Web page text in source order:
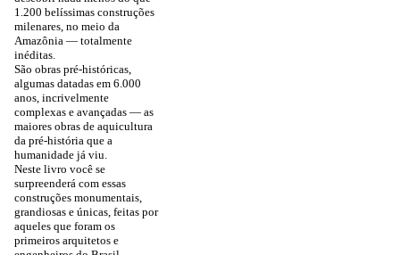
1.200 belíssimas construções
milenares, no meio da
Amazônia — totalmente
inéditas.
São obras pré-históricas,
algumas datadas em 6.000
anos, incrivelmente
complexas e avançadas — as
maiores obras de aquicultura
da pré-história que a
humanidade já viu.
Neste livro você se
surpreenderá com essas
construções monumentais,
grandiosas e únicas, feitas por
aqueles que foram os
primeiros arquitetos e